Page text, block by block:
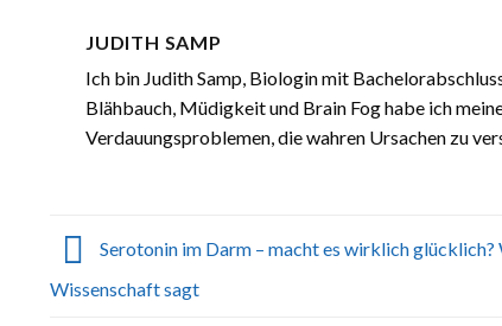
JUDITH SAMP
Ich bin Judith Samp, Biologin mit
Blähbauch, Müdigkeit und Brain Fog habe ich
Verdauungsproblemen, die wahren Ursachen zu
Serotonin im Darm – macht es wirklich glücklich?
Wissenschaft sagt